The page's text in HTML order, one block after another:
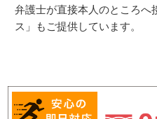
弁護士が直接本人のところ
ス」もご提供しています。